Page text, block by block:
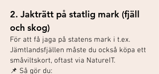
2. Jakträtt på statlig mark (fjäll
och skog)
För att få jaga på statens mark i t.ex.
Jämtlandsfjällen måste du också köpa ett
småviltskort, oftast via NatureIT.
📌 Så gör du: